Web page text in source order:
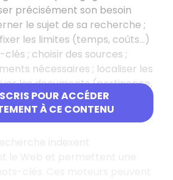
POUR ACCÉDER
À CE CONTENU
précisément son besoin
le sujet de sa recherche ;
les limites (temps, coûts...)
; choisir des sources ;
nécessaires ; localiser les
les documents (pertinence,
actualité) ; traiter les
les résultats par rapport aux